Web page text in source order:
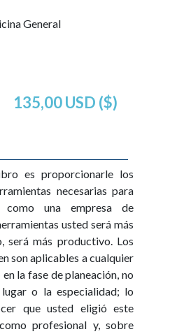
General
135,00 USD ($)
es proporcionarle los
necesarias para
una empresa de
usted será más
más productivo. Los
son aplicables a cualquier
la fase de planeación, no
o la especialidad; lo
que usted eligió este
profesional y, sobre